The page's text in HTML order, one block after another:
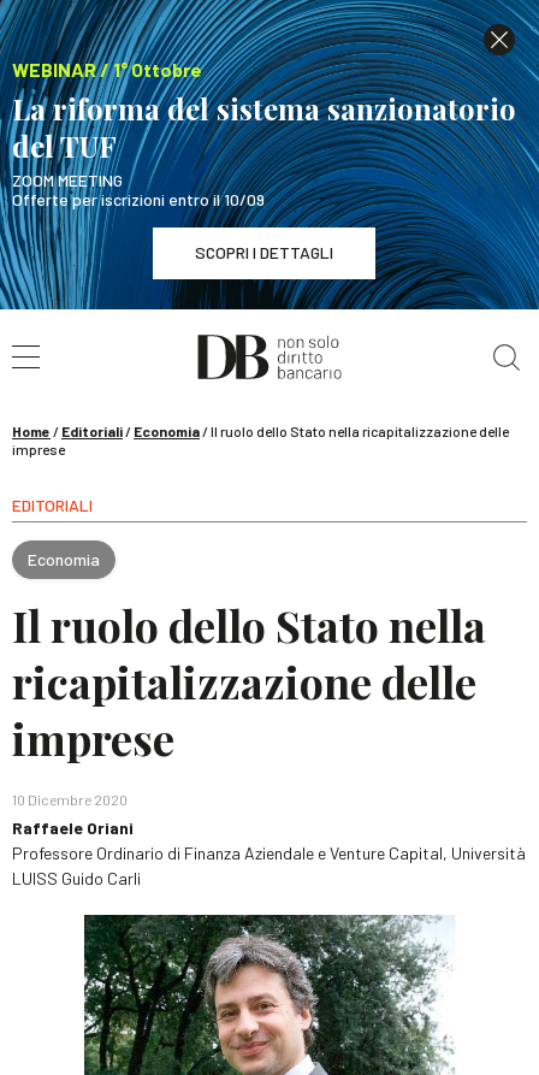
WEBINAR / 1° Ottobre
La riforma del sistema sanzionatorio
del TUF
ZOOM MEETING
Offerte per iscrizioni entro il 10/09
SCOPRI I DETTAGLI
WEBINAR / 1° Ottobre
La riforma del sistema sanzionatorio del TUF
Home / Editoriali/ Economia/Il ruolo dello Stato nella ricapitalizzazione delle
imprese
EDITORIALI
Economia
Il ruolo dello Stato nella
ricapitalizzazione delle
imprese
10 Dicembre 2020
Raffaele Oriani
Professore Ordinario di Finanza Aziendale e Venture Capital, Università
LUISS Guido Carli